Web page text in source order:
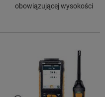
obowiązującej wysokości